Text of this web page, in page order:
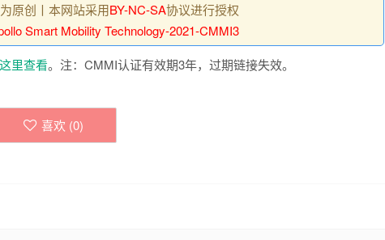
原创丨本网站采用BY-NC-SA协议进行授权
Smart Mobility Technology-2021-CMMI3
里查看。注：CMMI认证有效期3年，过期链接失效。
喜欢 (0)